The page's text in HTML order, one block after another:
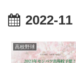
2022-11
高校野球